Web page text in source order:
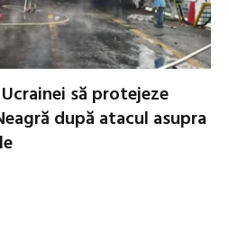
să protejeze
după atacul asupra